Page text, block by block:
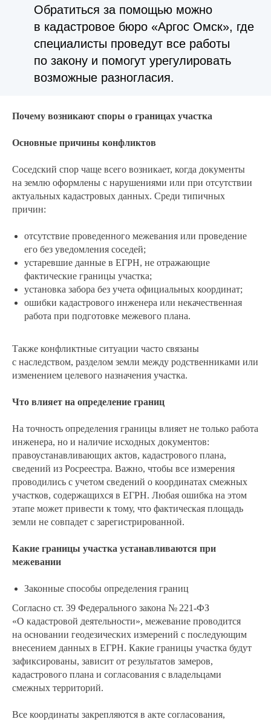
Обратиться за помощью можно
в кадастровое бюро «Аргос Омск», где
специалисты проведут все работы
по закону и помогут урегулировать
возможные разногласия.
Почему возникают споры о границах участка
Основные причины конфликтов
Соседский спор чаще всего возникает, когда документы
на землю оформлены с нарушениями или при отсутствии
актуальных кадастровых данных. Среди типичных
причин:
отсутствие проведенного межевания или проведение
его без уведомления соседей;
устаревшие данные в ЕГРН, не отражающие
фактические границы участка;
установка забора без учета официальных координат;
ошибки кадастрового инженера или некачественная
работа при подготовке межевого плана.
Также конфликтные ситуации часто связаны
с наследством, разделом земли между родственниками или
изменением целевого назначения участка.
Что влияет на определение границ
На точность определения границы влияет не только работа
инженера, но и наличие исходных документов:
правоустанавливающих актов, кадастрового плана,
сведений из Росреестра. Важно, чтобы все измерения
проводились с учетом сведений о координатах смежных
участков, содержащихся в ЕГРН. Любая ошибка на этом
этапе может привести к тому, что фактическая площадь
земли не совпадет с зарегистрированной.
Какие границы участка устанавливаются при
межевании
Законные способы определения границ
Согласно ст. 39 Федерального закона № 221-ФЗ
«О кадастровой деятельности», межевание проводится
на основании геодезических измерений с последующим
внесением данных в ЕГРН. Какие границы участка будут
зафиксированы, зависит от результатов замеров,
кадастрового плана и согласования с владельцами
смежных территорий.
Все координаты закрепляются в акте согласования,